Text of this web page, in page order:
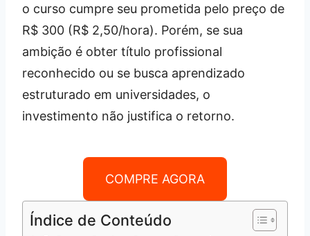
o curso cumpre seu prometida pelo preço de
R$ 300 (R$ 2,50/hora). Porém, se sua
ambição é obter título profissional
reconhecido ou se busca aprendizado
estruturado em universidades, o
investimento não justifica o retorno.
COMPRE AGORA
Índice de Conteúdo